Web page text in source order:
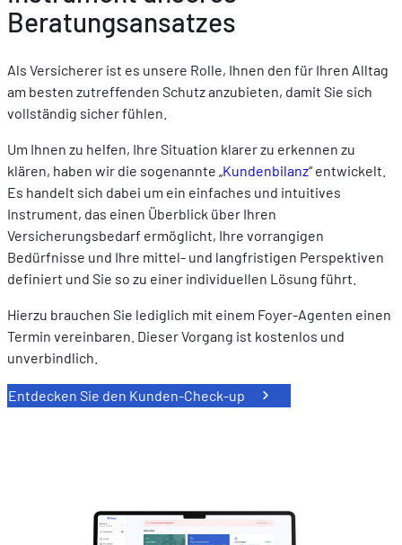
Beratungsansatzes
Als Versicherer ist es unsere Rolle, Ihnen den für Ihren Alltag
am besten zutreffenden Schutz anzubieten, damit Sie sich
vollständig sicher fühlen.
Um Ihnen zu helfen, Ihre Situation klarer zu erkennen zu
klären, haben wir die sogenannte „Kundenbilanz“ entwickelt.
Es handelt sich dabei um ein einfaches und intuitives
Instrument, das einen Überblick über Ihren
Versicherungsbedarf ermöglicht, Ihre vorrangigen
Bedürfnisse und Ihre mittel- und langfristigen Perspektiven
definiert und Sie so zu einer individuellen Lösung führt.
Hierzu brauchen Sie lediglich mit einem Foyer-Agenten einen
Termin vereinbaren. Dieser Vorgang ist kostenlos und
unverbindlich.
Entdecken Sie den Kunden-Check-up